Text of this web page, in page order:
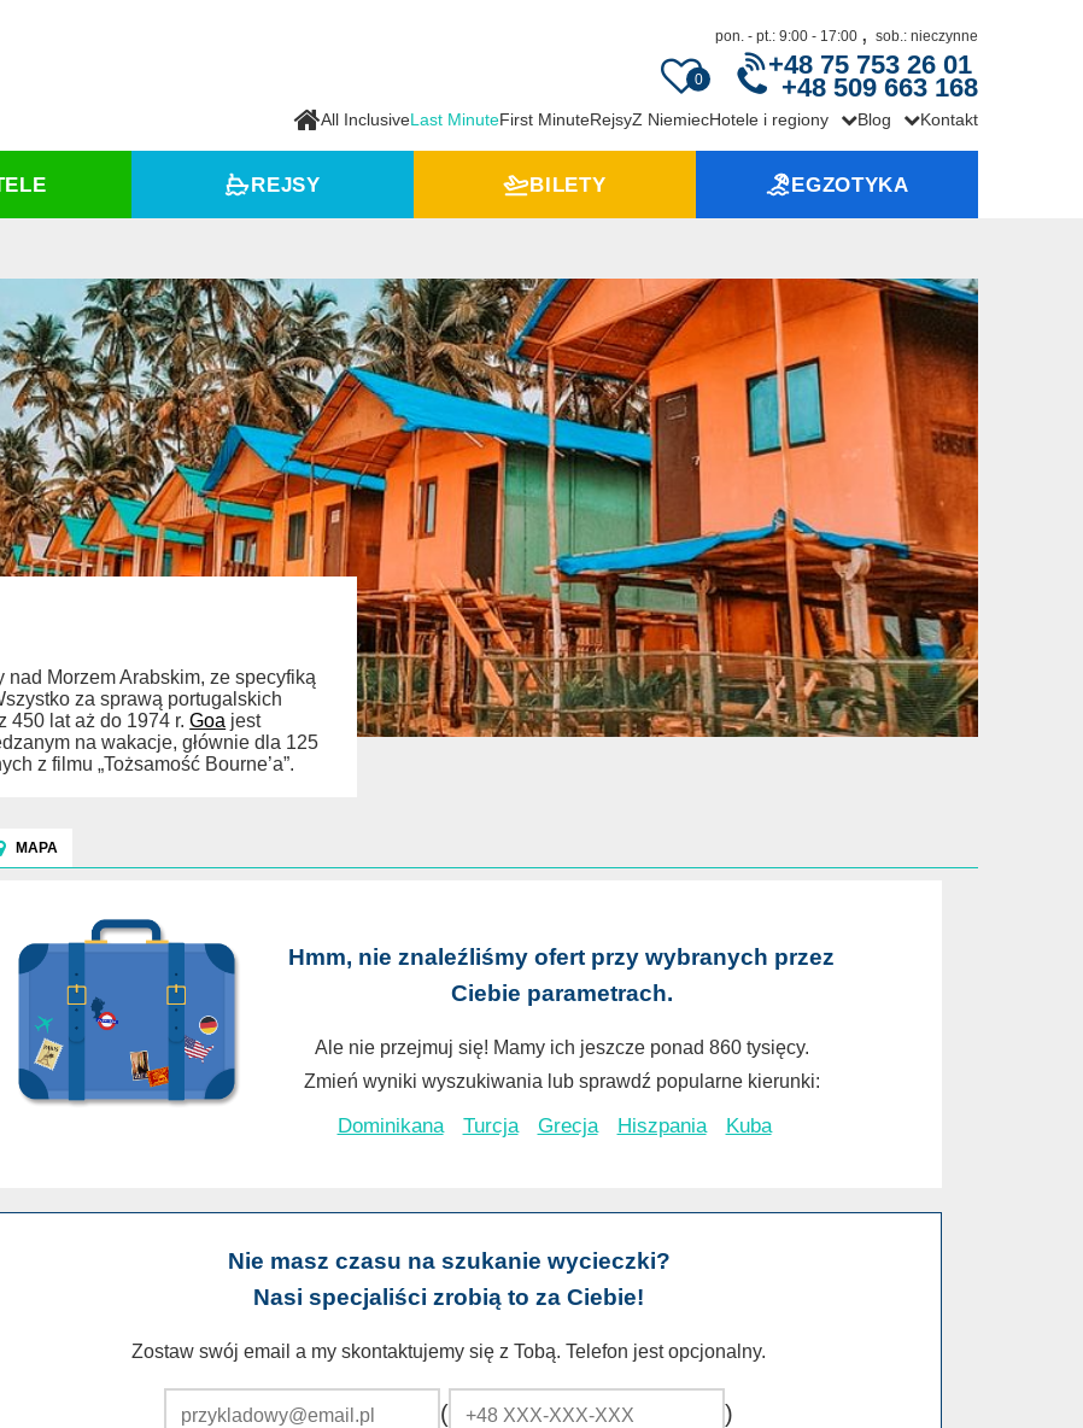
0
pon. - pt.: 9:00 - 17:00 , sob.: nieczynne
+48 75 753 26 01
+48 509 663 168
All InclusiveLast MinuteFirst MinuteRejsyZ NiemiecHotele i regiony Blog Kontakt
REJSY BILETY EGZOTYKA
nad Morzem Arabskim, ze specyfiką
za sprawą portugalskich
450 lat aż do 1974 r.Goa jest
na wakacje, głównie dla 125
z filmu „Tożsamość Bourne’a”.
MAPA
Hmm, nie znaleźliśmy ofert przy wybranych przez
Ciebie parametrach.
Ale nie przejmuj się! Mamy ich jeszcze ponad 860 tysięcy.
Zmień wyniki wyszukiwania lub sprawdź popularne kierunki:
Dominikana Turcja Grecja Hiszpania Kuba
Nie masz czasu na szukanie wycieczki?
Nasi specjaliści zrobią to za Ciebie!
Zostaw swój email a my skontaktujemy się z Tobą. Telefon jest opcjonalny.
( )